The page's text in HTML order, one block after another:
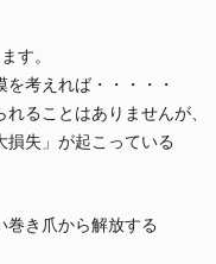
す。
考えれば・・・・・
ることはありませんが、
損失」が起こっている
巻き爪から解放する